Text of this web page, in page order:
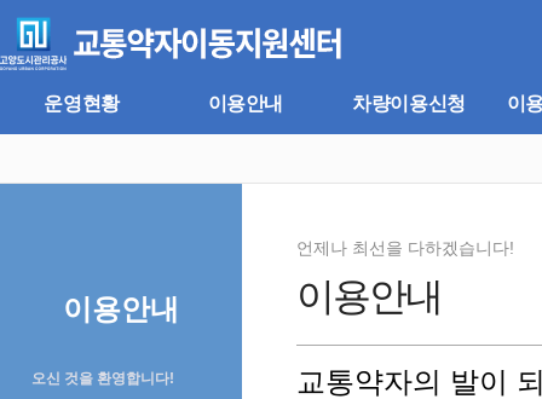
뉴
바
기
바
로
운영현황 이용안내 차량이용신청 이
이용안내
오신 것을 환영합니다!
이용안내
언제나 최선을 다하겠습니다!
교통약자의 발이